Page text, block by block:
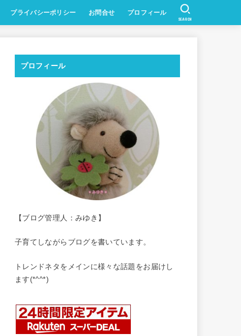
プライバシーポリシー お問合せ プロフィール
SEARCH
プロフィール
【ブログ管理人：みゆき】
子育てしながらブログを書いています。
トレンドネタをメインに様々な話題をお届けし
ます(*^^*)